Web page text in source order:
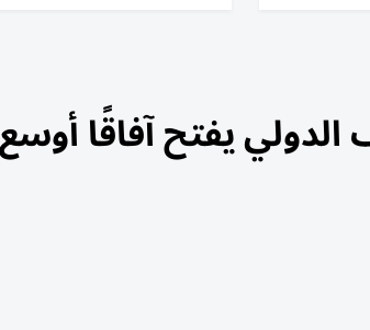
يفتح آفاقًا أوسع